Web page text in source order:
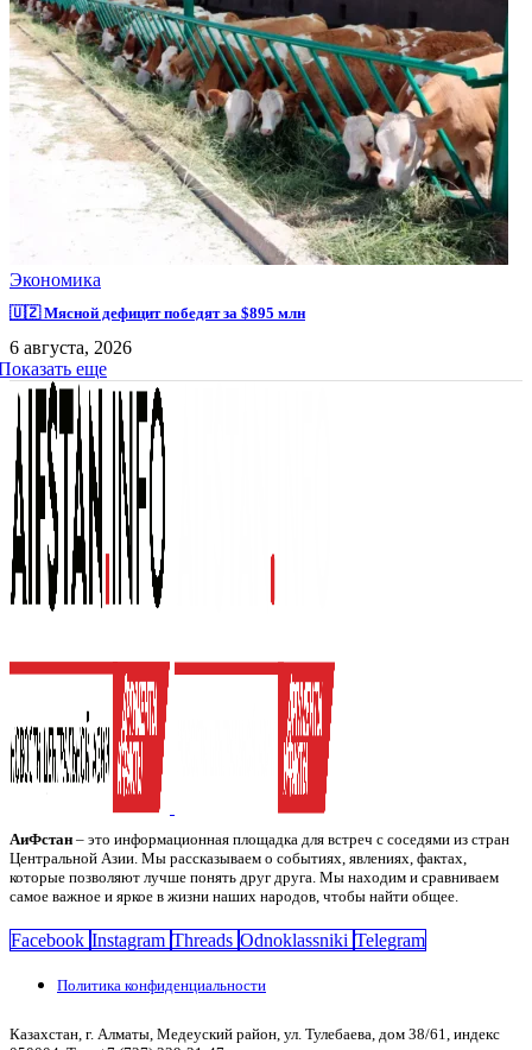
Экономика
🇺🇿 Мясной дефицит победят за $895 млн
6 августа, 2026
еще
АиФстан – это информационная площадка для встреч с соседями из стран
Центральной Азии. Мы рассказываем о событиях, явлениях, фактах,
которые позволяют лучше понять друг друга. Мы находим и сравниваем
самое важное и яркое в жизни наших народов, чтобы найти общее.
Facebook Instagram Threads Odnoklassniki Telegram
Политика конфиденциальности
Казахстан, г. Алматы, Медеуский район, ул. Тулебаева, дом 38/61, индекс